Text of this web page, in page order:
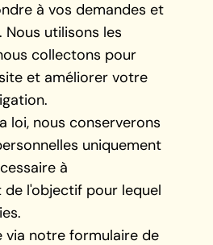
à vos demandes et
utilisons les
collectons pour
et améliorer votre
loi, nous conserverons
uniquement
à
de l'objectif pour lequel
via notre formulaire de